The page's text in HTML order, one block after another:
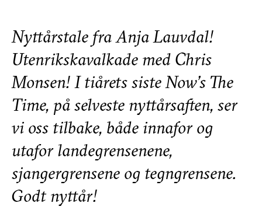
Nyttårstale fra Anja Lauvdal!
Utenrikskavalkade med Chris
Monsen! I tiårets siste Now’s The
Time, på selveste nyttårsaften, ser
vi oss tilbake, både innafor og
utafor landegrensenene,
sjangergrensene og tegngrensene.
Godt nyttår!